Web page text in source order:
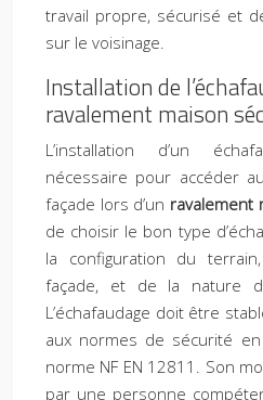
travail propre, sécurisé et
sur le voisinage.
Installation de
ravalement maison
L’installation d’un
nécessaire pour accéder
façade lors d’un ravalement
de choisir le bon type
la configuration du
façade, et de la nature
L’échafaudage doit être
aux normes de sécurité
norme NF EN 12811. Son
par une personne